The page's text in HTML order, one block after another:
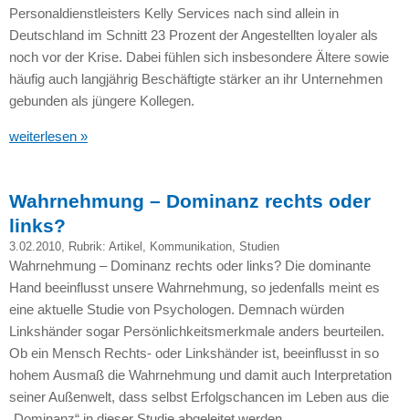
Personaldienstleisters Kelly Services nach sind allein in
Deutschland im Schnitt 23 Prozent der Angestellten loyaler als
noch vor der Krise. Dabei fühlen sich insbesondere Ältere sowie
häufig auch langjährig Beschäftigte stärker an ihr Unternehmen
gebunden als jüngere Kollegen.
weiterlesen »
Wahrnehmung – Dominanz rechts oder
links?
3.02.2010, Rubrik: Artikel Kommunikation, Studien
Wahrnehmung – Dominanz rechts oder links? Die dominante
Hand beeinflusst unsere Wahrnehmung, so jedenfalls meint es
eine aktuelle Studie von Psychologen. Demnach würden
Linkshänder sogar Persönlichkeitsmerkmale anders beurteilen.
Ob ein Mensch Rechts- oder Linkshänder ist, beeinflusst in so
hohem Ausmaß die Wahrnehmung und damit auch Interpretation
seiner Außenwelt, dass selbst Erfolgschancen im Leben aus die